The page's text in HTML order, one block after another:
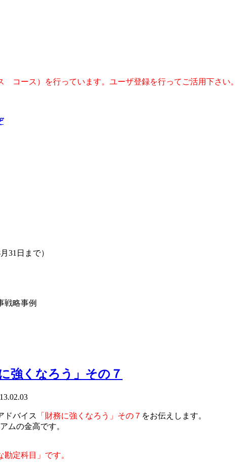
コース）を行っています。ユーザ登録を行ってご活用下さい。
31日まで）
略事例
強くなろう」その７
ドバイス 「財務に強くなろう」その７ をお伝えします。
ムの金高です。
定科目」です。